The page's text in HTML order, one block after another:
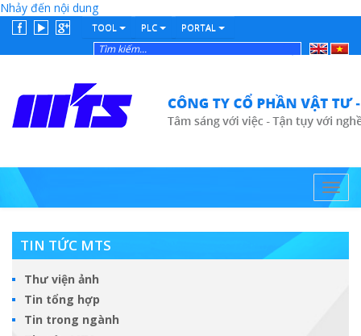
Nhảy đến nội dung
PORTAL
PLC
TOOL
English Tiếng
Việt
TIN TỨC MTS
Thư viện ảnh
Tin tổng hợp
Tin trong ngành